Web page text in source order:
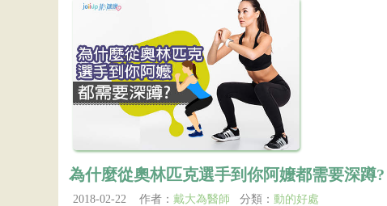
為什麼從奧林匹克選手到你阿嬤都需要深蹲?
2018-02-22 作者： 戴大為醫師 分類： 動的好處